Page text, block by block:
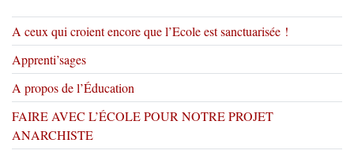
A ceux qui croient encore que l’Ecole est sanctuarisée !
Apprenti’sages
A propos de l’Éducation
FAIRE AVEC L’ÉCOLE POUR NOTRE PROJET
ANARCHISTE